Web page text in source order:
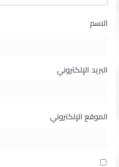
الاسم
البريد الإلكتروني
الموقع الإلكتروني